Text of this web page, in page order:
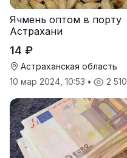
Ячмень оптом в порту
Астрахани
14 ₽
Астраханская область
10 мар 2024, 10:53 • 2 510